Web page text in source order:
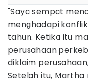
"Saya sempat
menghadapi
tahun. Ketika itu
perusahaan
diklaim
Setelah itu,